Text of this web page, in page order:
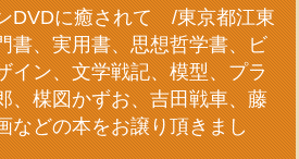
DVDに癒されて /東京都江東
書、実用書、思想哲学書、ビ
イン、文学戦記、模型、プラ
、楳図かずお、吉田戦車、藤
などの本をお譲り頂きまし